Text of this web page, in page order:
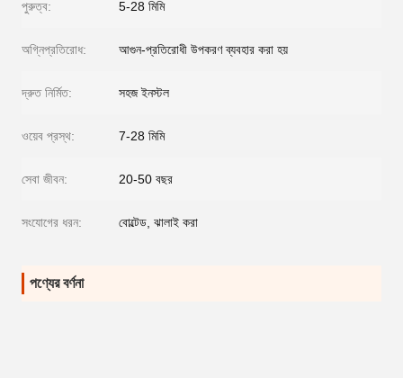
পুরুত্ব: 5-28 মিমি
অগ্নিপ্রতিরোধ: আগুন-প্রতিরোধী উপকরণ ব্যবহার করা হয়
দ্রুত নির্মিত: সহজ ইনস্টল
ওয়েব প্রস্থ: 7-28 মিমি
সেবা জীবন: 20-50 বছর
সংযোগের ধরন: বোল্টেড, ঝালাই করা
পণ্যের বর্ণনা